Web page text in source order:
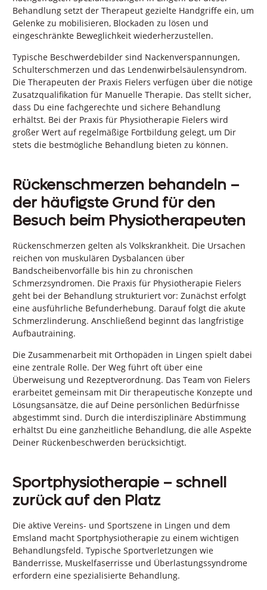
Behandlung setzt der Therapeut gezielte Handgriffe ein, um
Gelenke zu mobilisieren, Blockaden zu lösen und
eingeschränkte Beweglichkeit wiederherzustellen.
Typische Beschwerdebilder sind Nackenverspannungen,
Schulterschmerzen und das Lendenwirbelsäulensyndrom.
Die Therapeuten der Praxis Fielers verfügen über die nötige
Zusatzqualifikation für Manuelle Therapie. Das stellt sicher,
dass Du eine fachgerechte und sichere Behandlung
erhältst. Bei der Praxis für Physiotherapie Fielers wird
großer Wert auf regelmäßige Fortbildung gelegt, um Dir
stets die bestmögliche Behandlung bieten zu können.
Rückenschmerzen behandeln –
der häufigste Grund für den
Besuch beim Physiotherapeuten
Rückenschmerzen gelten als Volkskrankheit. Die Ursachen
reichen von muskulären Dysbalancen über
Bandscheibenvorfälle bis hin zu chronischen
Schmerzsyndromen. Die Praxis für Physiotherapie Fielers
geht bei der Behandlung strukturiert vor: Zunächst erfolgt
eine ausführliche Befunderhebung. Darauf folgt die akute
Schmerzlinderung. Anschließend beginnt das langfristige
Aufbautraining.
Die Zusammenarbeit mit Orthopäden in Lingen spielt dabei
eine zentrale Rolle. Der Weg führt oft über eine
Überweisung und Rezeptverordnung. Das Team von Fielers
erarbeitet gemeinsam mit Dir therapeutische Konzepte und
Lösungsansätze, die auf Deine persönlichen Bedürfnisse
abgestimmt sind. Durch die interdisziplinäre Abstimmung
erhältst Du eine ganzheitliche Behandlung, die alle Aspekte
Deiner Rückenbeschwerden berücksichtigt.
Sportphysiotherapie – schnell
zurück auf den Platz
Die aktive Vereins- und Sportszene in Lingen und dem
Emsland macht Sportphysiotherapie zu einem wichtigen
Behandlungsfeld. Typische Sportverletzungen wie
Bänderrisse, Muskelfaserrisse und Überlastungssyndrome
erfordern eine spezialisierte Behandlung.